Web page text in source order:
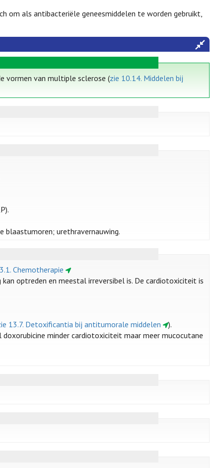
om als antibacteriële geneesmiddelen te worden gebruikt,
vormen van multiple sclerose (zie 10.14. Middelen bij
blaastumoren; urethravernauwing.
Chemotherapie
optreden en meestal irreversibel is. De cardiotoxiciteit is
13.7. Detoxificantia bij antitumorale middelen
).
minder cardiotoxiciteit maar meer mucocutane